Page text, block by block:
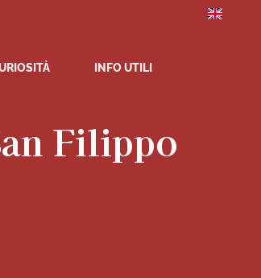
INFO UTILI
Filippo